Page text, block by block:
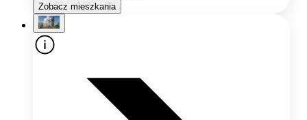
Zobacz mieszkania